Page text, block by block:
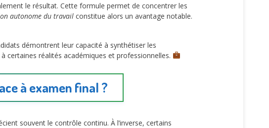
le résultat. Cette formule permet de concentrer les
autonome du travailconstitue alors un avantage notable.
démontrent leur capacité à synthétiser les
certaines réalités académiques et professionnelles.
à examen final ?
souvent le contrôle continu. À l’inverse, certains